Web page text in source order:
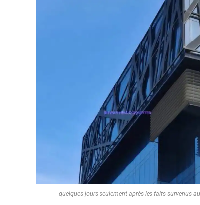
quelques jours seulement après les faits survenus